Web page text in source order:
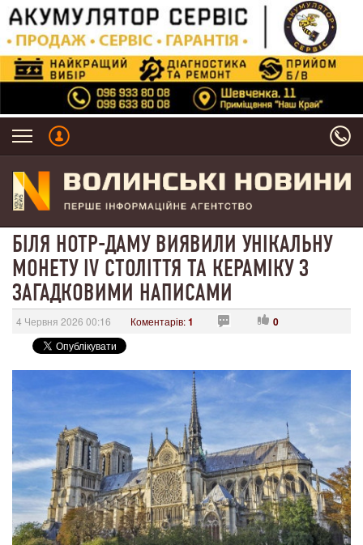
БІЛЯ НОТР-ДАМУ ВИЯВИЛИ УНІКАЛЬНУ
МОНЕТУ IV СТОЛІТТЯ ТА КЕРАМІКУ З
ЗАГАДКОВИМИ НАПИСАМИ
4 Червня 2026 00:16 Коментарів:1 0